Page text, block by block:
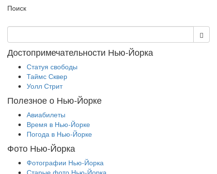
Поиск
Достопримечательности Нью-Йорка
Статуя свободы
Таймс Сквер
Уолл Стрит
Полезное о Нью-Йорке
Авиабилеты
Время в Нью-Йорке
Погода в Нью-Йорке
Фото Нью-Йорка
Фотографии Нью-Йорка
Старые фото Нью-Йорка